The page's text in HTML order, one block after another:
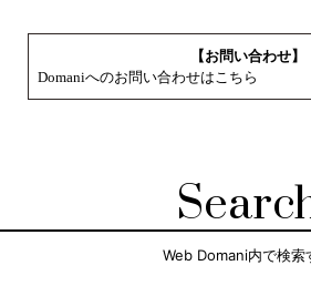
【お問い合わせ】
Domaniへのお問い合わせはこちら
Web Domani内で検索